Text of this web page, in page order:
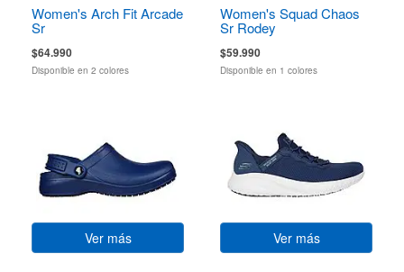
Women's Arch Fit Arcade
Sr
$64.990
Disponible en 2 colores
Women's Squad Chaos
Sr Rodey
$59.990
Disponible en 1 colores
Ver más Ver más